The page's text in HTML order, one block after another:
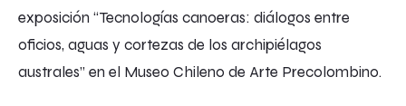
exposición “Tecnologías canoeras: diálogos entre
oficios, aguas y cortezas de los archipiélagos
australes” en el Museo Chileno de Arte Precolombino.